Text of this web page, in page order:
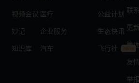
视频会议
妙记
知识库
医疗
企业服务
汽车
公益计划
生态快讯
飞行社
联
更
管
友
举